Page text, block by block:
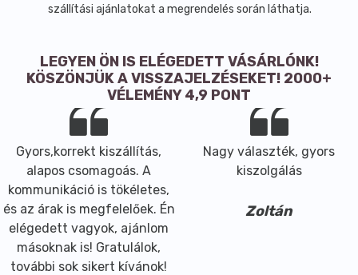
szállítási ajánlatokat a megrendelés során láthatja.
LEGYEN ÖN IS ELÉGEDETT VÁSÁRLÓNK!
KÖSZÖNJÜK A VISSZAJELZÉSEKET! 2000+
VÉLEMÉNY 4,9 PONT
Gyors,korrekt kiszállítás,
alapos csomagoás. A
kommunikáció is tökéletes,
és az árak is megfelelőek. Én
elégedett vagyok, ajánlom
másoknak is! Gratulálok,
további sok sikert kívánok!
Nagy választék, gyors
kiszolgálás
Zoltán